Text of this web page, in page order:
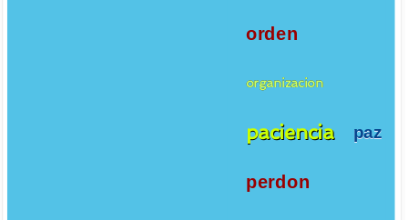
orden
organizacion
paciencia paz
perdon